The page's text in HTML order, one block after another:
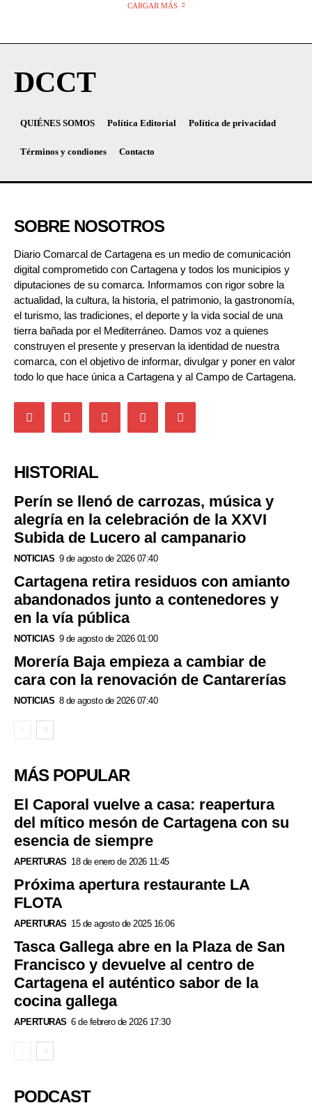
CARGAR MÁS
DCCT
QUIÉNES SOMOS Política Editorial Política de privacidad
Términos y condiones Contacto
SOBRE NOSOTROS
Diario Comarcal de Cartagena es un medio de comunicación
digital comprometido con Cartagena y todos los municipios y
diputaciones de su comarca. Informamos con rigor sobre la
actualidad, la cultura, la historia, el patrimonio, la gastronomía,
el turismo, las tradiciones, el deporte y la vida social de una
tierra bañada por el Mediterráneo. Damos voz a quienes
construyen el presente y preservan la identidad de nuestra
comarca, con el objetivo de informar, divulgar y poner en valor
todo lo que hace única a Cartagena y al Campo de Cartagena.
HISTORIAL
Perín se llenó de carrozas, música y
alegría en la celebración de la XXVI
Subida de Lucero al campanario
NOTICIAS 9 de agosto de 2026 07:40
Cartagena retira residuos con amianto
abandonados junto a contenedores y
en la vía pública
NOTICIAS 9 de agosto de 2026 01:00
Morería Baja empieza a cambiar de
cara con la renovación de Cantarerías
NOTICIAS 8 de agosto de 2026 07:40
MÁS POPULAR
El Caporal vuelve a casa: reapertura
del mítico mesón de Cartagena con su
esencia de siempre
APERTURAS 18 de enero de 2026 11:45
Próxima apertura restaurante LA
FLOTA
APERTURAS 15 de agosto de 2025 16:06
Tasca Gallega abre en la Plaza de San
Francisco y devuelve al centro de
Cartagena el auténtico sabor de la
cocina gallega
APERTURAS 6 de febrero de 2026 17:30
PODCAST